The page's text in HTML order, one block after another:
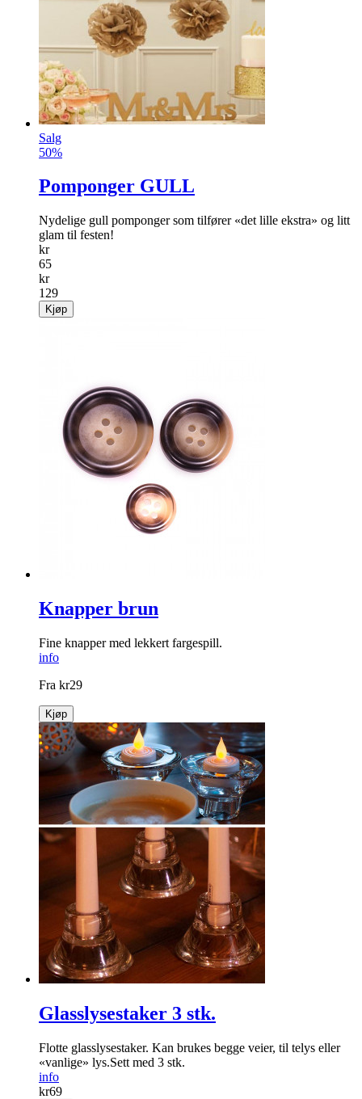
Salg
50%
Pomponger GULL
Nydelige gull pomponger som tilfører «det lille ekstra» og litt
glam til festen!
kr
65
kr
129
Kjøp
Knapper brun
Fine knapper med lekkert fargespill.
info
Fra kr29
Kjøp
Glasslysestaker 3 stk.
Flotte glasslysestaker. Kan brukes begge veier, til telys eller
«vanlige» lys.Sett med 3 stk.
info
kr69